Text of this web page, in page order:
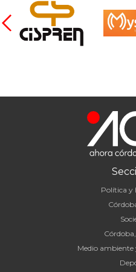
Política y
Medio ambiente